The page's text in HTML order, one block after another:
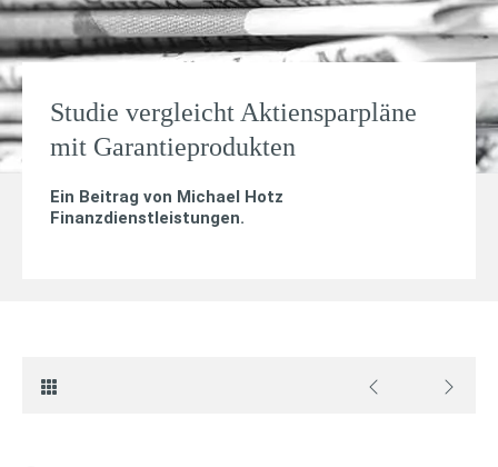
Studie vergleicht Aktiensparpläne
mit Garantieprodukten
Ein Beitrag von Michael Hotz
Finanzdienstleistungen.